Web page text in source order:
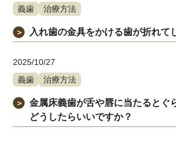
義歯
治療方法
＞ 入れ歯の金具をかける歯が折れて
2025/10/27
義歯
治療方法
＞
金属床義歯が舌や唇に当たるとぐ
どうしたらいいですか？